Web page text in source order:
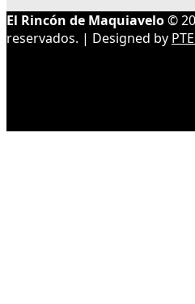
El Rincón de Maquiavelo©
reservados. | Designed by